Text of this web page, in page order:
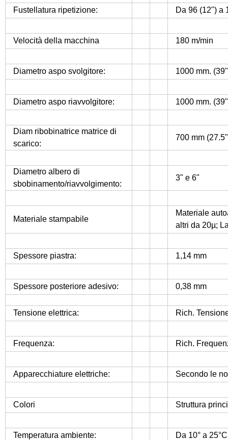
Fustellatura ripetizione: Da 96 (12") a
Velocità della macchina 180 m/min
Diametro aspo svolgitore: 1000 mm.
Diametro aspo riavvolgitore: 1000 mm.
Diam ribobinatrice matrice di
scarico:
700 mm
Diametro albero di
sbobinamento/riavvolgimento:
3" e 6"
Materiale stampabile
Materiale
altri da 20µ;
Spessore piastra: 1,14 mm
Spessore posteriore adesivo: 0,38 mm
Tensione elettrica: Rich.
Frequenza: Rich.
Apparecchiature elettriche: Secondo le
Colori Struttura
Temperatura ambiente: Da 10° a